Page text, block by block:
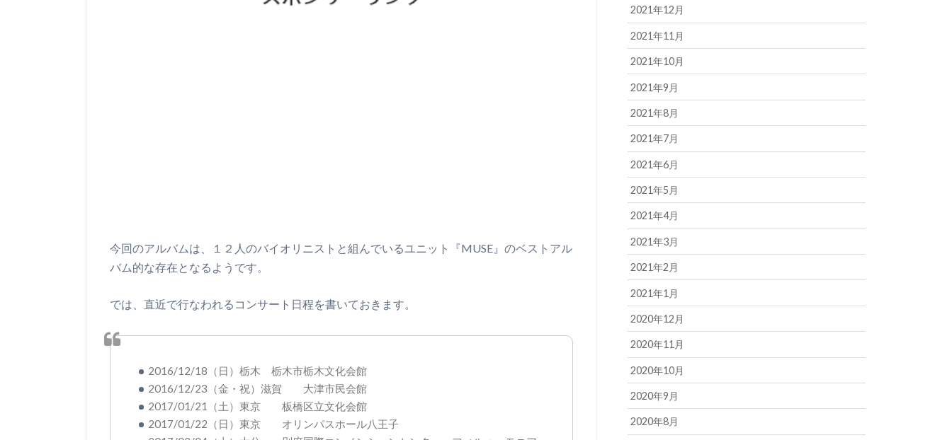
今回のアルバムは、１２人のバイオリニストと組んでいるユニット『MUSE』のベストアル
バム的な存在となるようです。
では、直近で行なわれるコンサート日程を書いておきます。
2016/12/18（日）栃木 栃木市栃木文化会館
2016/12/23（金・祝）滋賀 大津市民会館
2017/01/21（土）東京 板橋区立文化会館
2017/01/22（日）東京 オリンパスホール八王子
2021年12月
2021年11月
2021年10月
2021年9月
2021年8月
2021年7月
2021年6月
2021年5月
2021年4月
2021年3月
2021年2月
2021年1月
2020年12月
2020年11月
2020年10月
2020年9月
2020年8月